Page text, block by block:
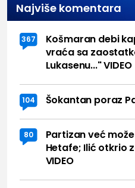
Najviše komentara
367
Košmaran debi
vraća sa
Lukasenu..." VIDEO
104 Šokantan poraz
80
Partizan već
Hetafe; Ilić otkrio
VIDEO